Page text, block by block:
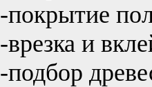
-покрытие
-врезка и
-подбор